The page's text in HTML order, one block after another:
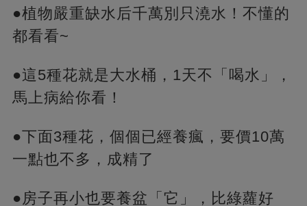
●植物嚴重缺水后千萬別只澆水！不懂的
都看看~
●這5種花就是大水桶，1天不「喝水」，
馬上病給你看！
●下面3種花，個個已經養瘋，要價10萬
一點也不多，成精了
●房子再小也要養盆「它」，比綠蘿好